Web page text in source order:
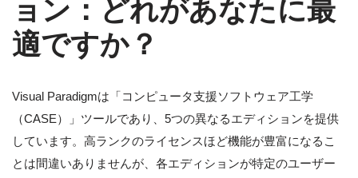
ョン：どれがあなたに最
適ですか？
Visual Paradigmは「コンピュータ支援ソフトウェア工学
（CASE）」ツールであり、5つの異なるエディションを提供
しています。高ランクのライセンスほど機能が豊富になるこ
とは間違いありませんが、各エディションが特定のユーザー